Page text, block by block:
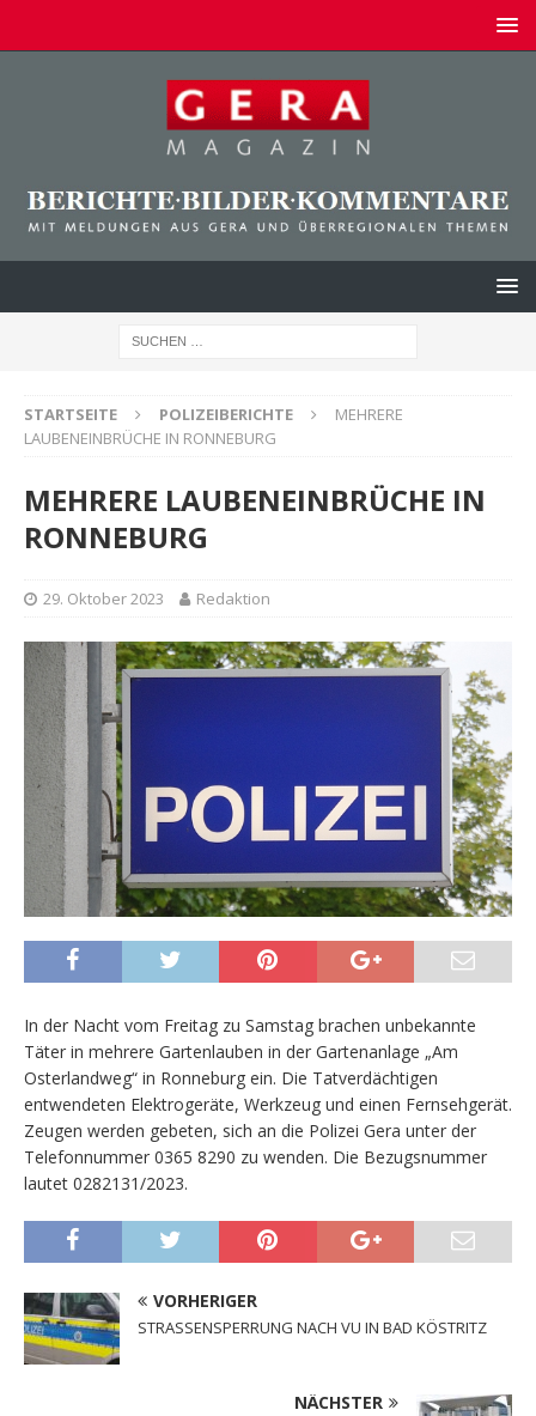
STARTSEITE POLIZEIBERICHTE
MEHRERE
LAUBENEINBRÜCHE IN RONNEBURG
MEHRERE LAUBENEINBRÜCHE IN
RONNEBURG
29. Oktober 2023 Redaktion
In der Nacht vom Freitag zu Samstag brachen unbekannte
Täter in mehrere Gartenlauben in der Gartenanlage „Am
Osterlandweg“ in Ronneburg ein. Die Tatverdächtigen
entwendeten Elektrogeräte, Werkzeug und einen Fernsehgerät.
Zeugen werden gebeten, sich an die Polizei Gera unter der
Telefonnummer 0365 8290 zu wenden. Die Bezugsnummer
lautet 0282131/2023.
VORHERIGER
STRASSENSPERRUNG NACH VU IN BAD KÖSTRITZ
NÄCHSTER